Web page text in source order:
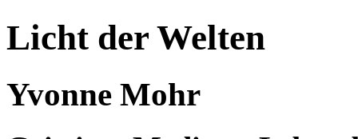
Licht der Welten
Yvonne Mohr